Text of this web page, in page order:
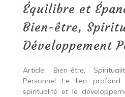
Équilibre et
Bien-être,
Développement
Article: Bien-être,
Personnel Le lien
spiritualité et le